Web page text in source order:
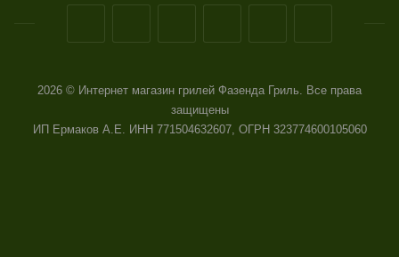
2026 © Интернет магазин грилей Фазенда Гриль. Все права
защищены
ИП Ермаков А.Е. ИНН 771504632607, ОГРН 323774600105060